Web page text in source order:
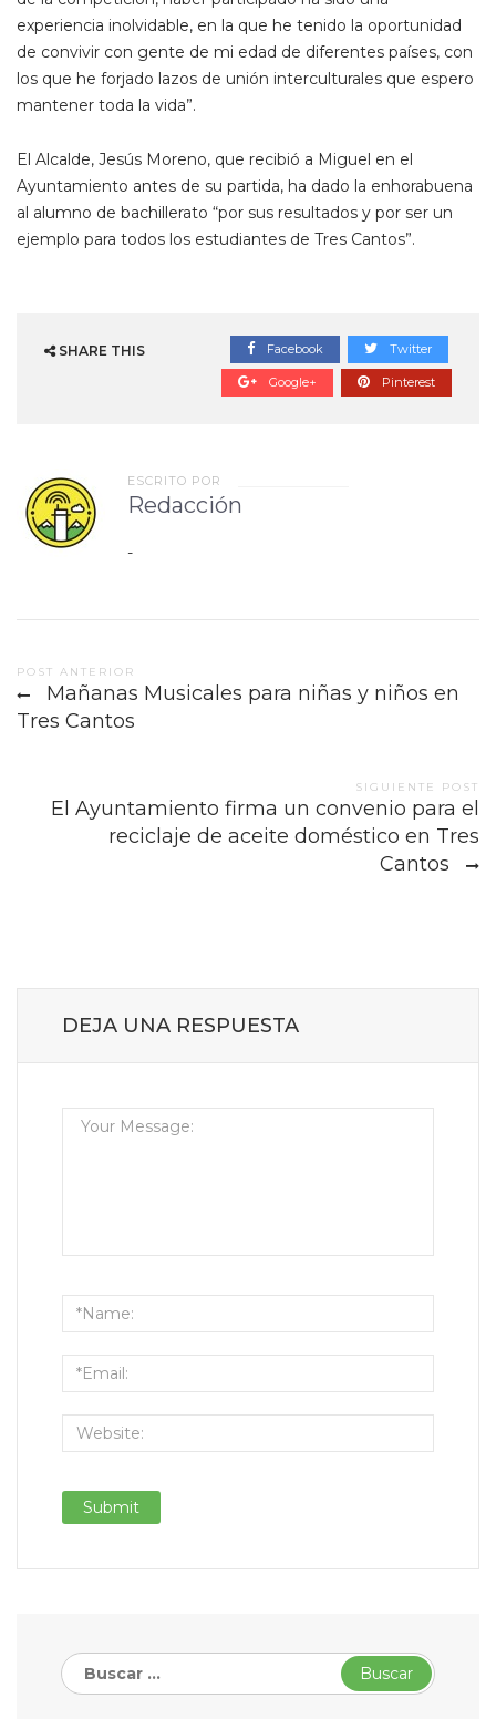
experiencia inolvidable, en la que he tenido la oportunidad
de convivir con gente de mi edad de diferentes países, con
los que he forjado lazos de unión interculturales que espero
mantener toda la vida”.
El Alcalde, Jesús Moreno, que recibió a Miguel en el
Ayuntamiento antes de su partida, ha dado la enhorabuena
al alumno de bachillerato “por sus resultados y por ser un
ejemplo para todos los estudiantes de Tres Cantos”.
SHARE THIS Facebook Twitter
Google+ Pinterest
ESCRITO POR
Redacción
-
Post
navigation
POST ANTERIOR
Mañanas Musicales para niñas y niños en
Tres Cantos
SIGUIENTE POST
El Ayuntamiento firma un convenio para el
reciclaje de aceite doméstico en Tres
Cantos
DEJA UNA RESPUESTA
Buscar: